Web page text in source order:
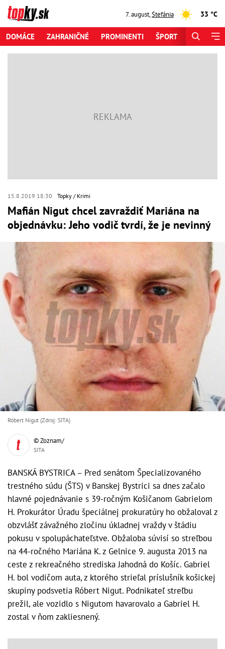
7. august,Štefánia 33 °C
DOMÁCE ZAHRANIČNÉ PROMINENTI ŠPORT
15.8.2019 18:30 Topky Krimi
Mafián Nigut chcel zavraždiť Mariána na
objednávku: Jeho vodič tvrdí, že je nevinný
Róbert Nigut (Zdroj: SITA)
© Zoznam/
SITA
BANSKÁ BYSTRICA – Pred senátom Špecializovaného
trestného súdu (ŠTS) v Banskej Bystrici sa dnes začalo
hlavné pojednávanie s 39-ročným Košičanom Gabrielom
H. Prokurátor Úradu špeciálnej prokuratúry ho obžaloval z
obzvlášť závažného zločinu úkladnej vraždy v štádiu
pokusu v spolupáchateľstve. Obžaloba súvisí so streľbou
na 44-ročného Mariána K. z Gelnice 9. augusta 2013 na
ceste z rekreačného strediska Jahodná do Košíc. Gabriel
H. bol vodičom auta, z ktorého strieľal príslušník košickej
skupiny podsvetia Róbert Nigut. Podnikateľ streľbu
prežil, ale vozidlo s Nigutom havarovalo a Gabriel H.
zostal v ňom zakliesnený.